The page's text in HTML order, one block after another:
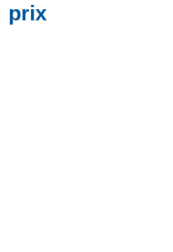
prix